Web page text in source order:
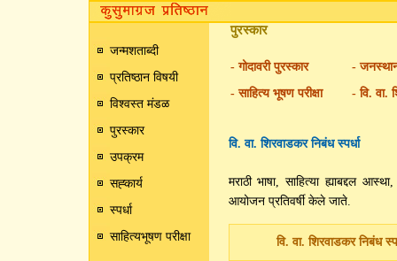
जन्मशताब्दी
प्रतिष्ठान विषयी
विश्वस्त मंडळ
पुरस्कार
उपक्रम
सह्कार्य
स्पर्धा
साहित्यभूषण परीक्षा
पुरस्कार
- गोदावरी पुरस्कार
-
- साहित्य भूषण परीक्षा
- वि. वा.
वि. वा. शिरवाडकर निबंध स्पर्धा
मराठी भाषा, साहित्या ह्याबद्दल
आयोजन प्रतिवर्षी केले जाते.
वि. वा. शिरवाडकर निबंध